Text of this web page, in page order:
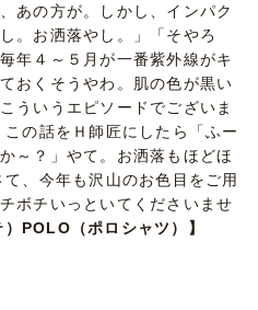
あの方が。しかし、インパク
。お洒落やし。」「そやろ
年４～５月が一番紫外線がキ
おくそうやわ。肌の色が黒い
ういうエピソードでございま
の話をＨ師匠にしたら「ふー
～？」やて。お洒落もほどほ
、今年も沢山のお色目をご用
ボチいっといてくださいませ
POLO（ポロシャツ）】